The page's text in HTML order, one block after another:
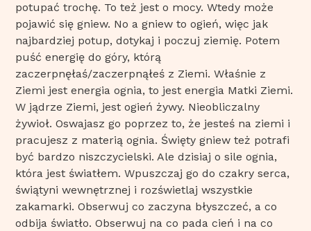
potupać trochę. To też jest o mocy. Wtedy może
pojawić się gniew. No a gniew to ogień, więc jak
najbardziej potup, dotykaj i poczuj ziemię. Potem
puść energię do góry, którą
zaczerpnęłaś/zaczerpnąłeś z Ziemi. Właśnie z
Ziemi jest energia ognia, to jest energia Matki Ziemi.
W jądrze Ziemi, jest ogień żywy. Nieobliczalny
żywioł. Oswajasz go poprzez to, że jesteś na ziemi i
pracujesz z materią ognia. Święty gniew też potrafi
być bardzo niszczycielski. Ale dzisiaj o sile ognia,
która jest światłem. Wpuszczaj go do czakry serca,
świątyni wewnętrznej i rozświetlaj wszystkie
zakamarki. Obserwuj co zaczyna błyszczeć, a co
odbija światło. Obserwuj na co pada cień i na co